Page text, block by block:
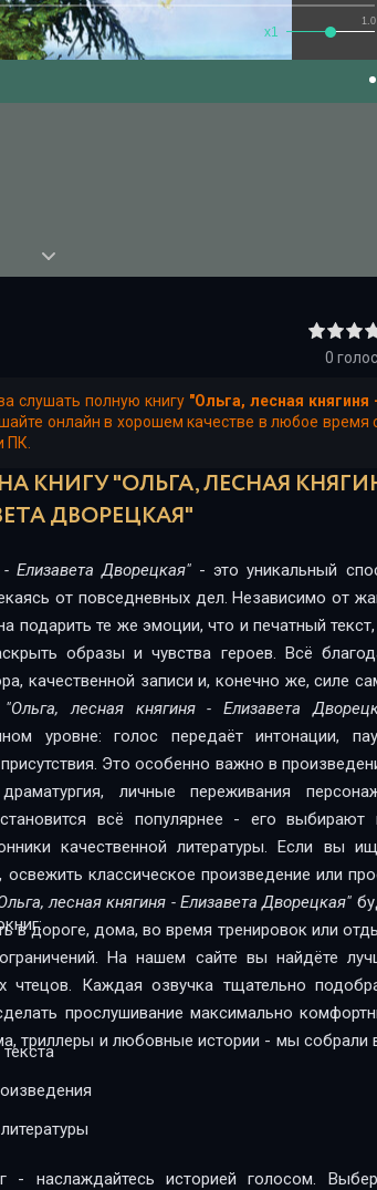
1.0
x1
0
слушать полную книгу "Ольга, лесная княгиня
онлайн в хорошем качестве в любое время
ПК.
КНИГУ "ОЛЬГА, ЛЕСНАЯ
ДВОРЕЦКАЯ"
Елизавета Дворецкая"- это уникальный
от повседневных дел. Независимо от
подарить те же эмоции, что и печатный
образы и чувства героев. Всё
качественной записи и, конечно же, силе
"Ольга, лесная княгиня - Елизавета
уровне: голос передаёт интонации,
Это особенно важно в
личные переживания
всё популярнее - его выбирают
литературы. Если вы ищете
классическое произведение или
лесная княгиня - Елизавета Дворецкая"
в дороге, дома, во время тренировок или
На нашем сайте вы найдёте
чтецов. Каждая озвучка тщательно
прослушивание максимально
триллеры и любовные истории - мы собрали
- наслаждайтесь историей голосом.